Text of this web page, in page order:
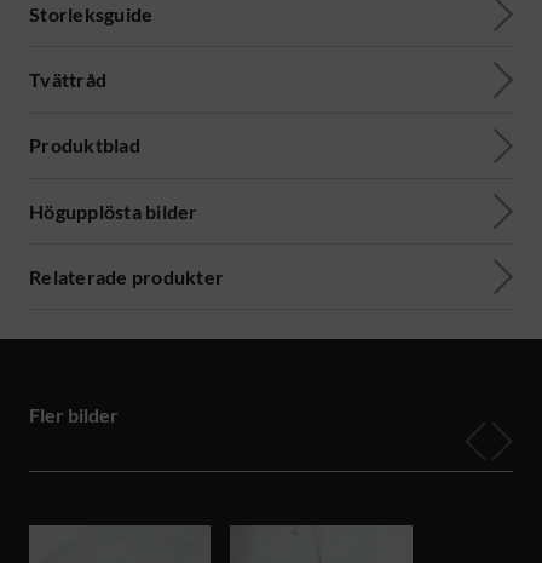
Storleksguide
Tvättråd
Produktblad
Högupplösta bilder
Relaterade produkter
Fler bilder